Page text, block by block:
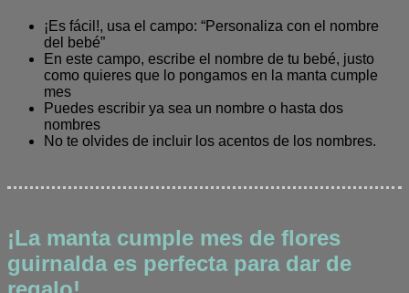
¡Es fácil!, usa el campo: “Personaliza con el nombre
del bebé”
En este campo, escribe el nombre de tu bebé, justo
como quieres que lo pongamos en la manta cumple
mes
Puedes escribir ya sea un nombre o hasta dos
nombres
No te olvides de incluir los acentos de los nombres.
¡La manta cumple mes de flores
guirnalda es perfecta para dar de